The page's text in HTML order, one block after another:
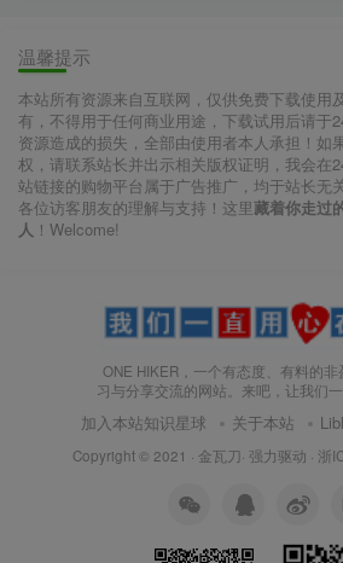
温馨提示
本站所有资源来自互联网，仅供免费下载使用
有，不得用于任何商业用途，下载试用后请于
资源造成的损失，全部由使用者本人承担！如
权，请联系站长并出示相关版权证明，我会在
站链接的购物平台属于广告推广，均于站长无
各位访客朋友的理解与支持！这里藏着你走过
人 ！Welcome!
ONE HIKER，一个有态度、有料的
习与分享交流的网站。来吧，让我们
加入本站知识星球 关于本站
Copyright © 2021 · 金瓦刀· 强力驱动 · 浙